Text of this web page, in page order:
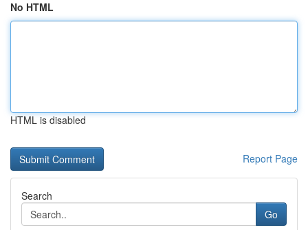
No HTML
HTML is disabled
Report Page
Search
Go